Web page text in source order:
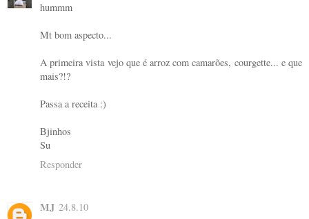
hummm
Mt bom aspecto...
A primeira vista vejo que é arroz com camarões, courgette... e que
mais?!?
Passa a receita :)
Bjinhos
Su
Responder
MJ 24.8.10